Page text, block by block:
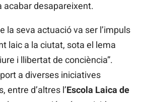
acabar desapareixent.
la seva actuació va ser l’impuls
laic a la ciutat, sota el lema
i llibertat de conciència”.
a diverses iniciatives
entre d’altres l’Escola Laica de